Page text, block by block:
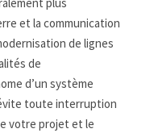
et la communication
de lignes
de
d’un système
toute interruption
votre projet et le